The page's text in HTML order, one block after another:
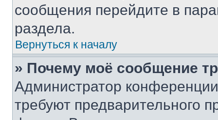
сообщения перейдите в
раздела.
Вернуться к началу
» Почему моё сообщение
Администратор
требуют предварительного